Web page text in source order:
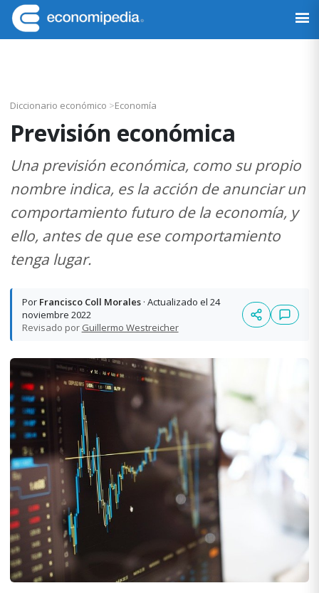
Saltar
a
la
Saltar
al
contenido
Saltar
a
la
Saltar
al
pie
Economipedia
Haciendo
Diccionario económico >Economía
Previsión económica
Una previsión económica, como su propio
nombre indica, es la acción de anunciar un
comportamiento futuro de la economía, y
ello, antes de que ese comportamiento
tenga lugar.
Por Francisco Coll Morales· Actualizado el 24
noviembre 2022
Revisado por Guillermo Westreicher